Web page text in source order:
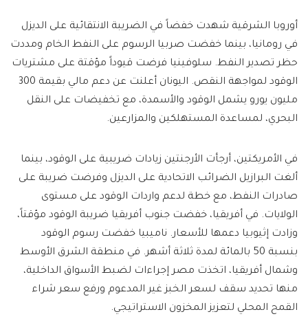
أوروبا الشرقية شهدت خفضاً في الضريبة الانتقائية على الديزل
في رومانيا، بينما خفضت صربيا الرسوم على النفط الخام ومددت
حظر تصدير النفط. سلوفينيا فرضت قيوداً مؤقتة على مشتريات
الوقود لمواجهة النقص. اليونان أعلنت عن دعم مالي بقيمة 300
مليون يورو يشمل الوقود والأسمدة، مع تخفيضات على النقل
البحري، لمساعدة المستهلكين والمزارعين.
في الأمريكتين، أرجأت الأرجنتين زيادات ضريبية على الوقود، بينما
ألغت البرازيل الضرائب الاتحادية على الديزل وفرضت ضريبة على
صادرات النفط، مع خطة لدعم واردات الوقود على مستوى
الولايات. في أفريقيا، خفضت جنوب أفريقيا ضريبة الوقود مؤقتاً،
وزادت إثيوبيا دعمها للأسعار. ناميبيا خفضت رسوم الوقود
بنسبة 50 بالمائة لمدة ثلاثة أشهر. في منطقة الشرق الأوسط
وشمال أفريقيا، اتخذت مصر إجراءات لضبط الأسواق الداخلية،
منها تحديد سقف لسعر الخبز غير المدعوم ورفع سعر شراء
القمح المحلي لتعزيز المخزون الاستراتيجي.